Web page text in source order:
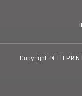
Copyright © TTI